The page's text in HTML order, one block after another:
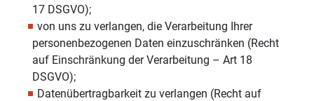
17 DSGVO);
von uns zu verlangen, die Verarbeitung Ihrer
personenbezogenen Daten einzuschränken (Recht
auf Einschränkung der Verarbeitung – Art 18
DSGVO);
Datenübertragbarkeit zu verlangen (Recht auf